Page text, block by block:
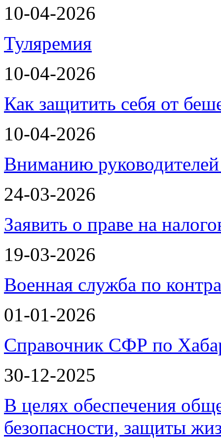
10-04-2026
Туляремия
10-04-2026
Как защитить себя от
10-04-2026
Вниманию
24-03-2026
Заявить о праве на
19-03-2026
Военная служба по
01-01-2026
Справочник СФР по
30-12-2025
В целях обеспечения
безопасности, защиты